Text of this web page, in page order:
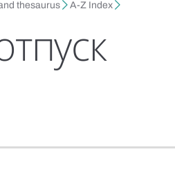
thesaurus A-Z Index